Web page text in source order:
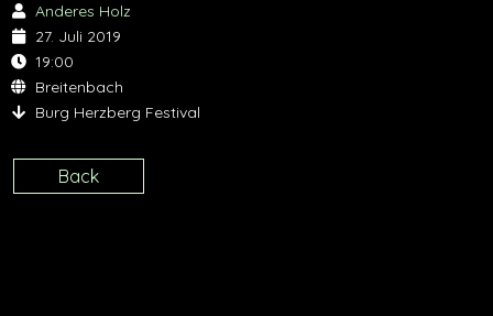
Anderes Holz
27. Juli 2019
19:00
Breitenbach
Burg Herzberg Festival
Back